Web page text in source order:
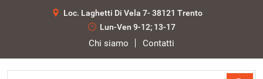
Loc. Laghetti Di Vela 7- 38121 Trento
Lun-Ven 9-12; 13-17
Chi siamo Contatti